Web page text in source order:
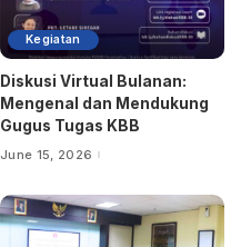
Kegiatan
Diskusi Virtual Bulanan:
Mengenal dan Mendukung
Gugus Tugas KBB
June 15, 2026